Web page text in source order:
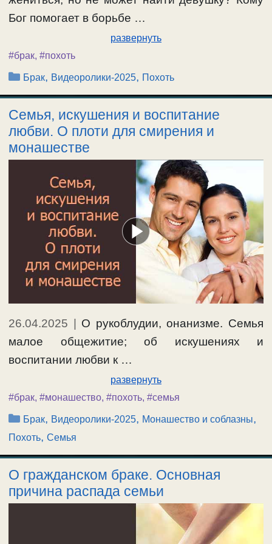
Бог помогает в борьбе …
развернуть
#брак, #похоть
Рубрики
Брак, Видеоролики-2025, Похоть
Семья, искушения и воспитание
любви. О плоти для смирения и
монашестве
26.04.2025
О рукоблудии, онанизме. Семья
малое общежитие; об искушениях и
воспитании любви к …
развернуть
#брак, #монашество, #похоть, #семья
Рубрики
Брак, Видеоролики-2025, Монашество и соблазны,
Похоть, Семья
О гражданском браке. Основная
причина распада семьи